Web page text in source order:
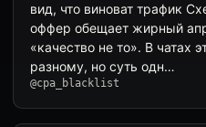
вид, что виноват трафик
оффер обещает жирный
«качество не то». В чатах
разному, но суть одн…
@cpa_blacklist